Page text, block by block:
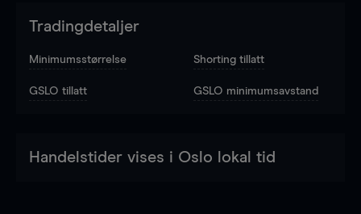
Tradingdetaljer
Minimumsstørrelse Shorting tillatt
GSLO tillatt GSLO minimumsavstand
Handelstider vises i Oslo lokal tid